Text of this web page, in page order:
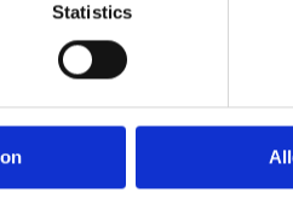
Statistics
à une expérience